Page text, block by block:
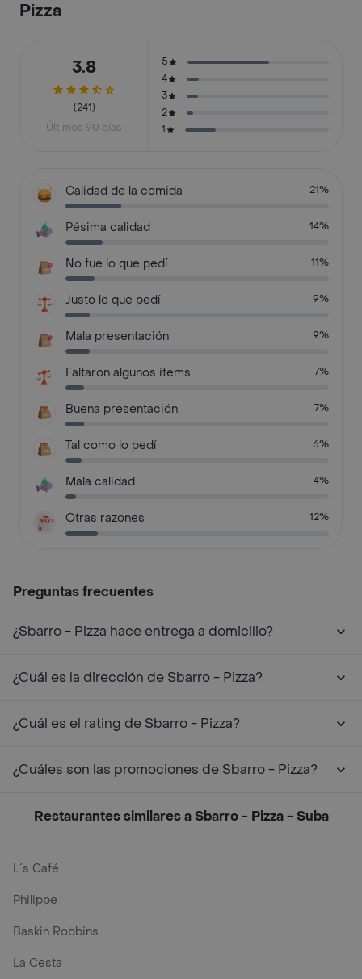
Pizza
3.8
(241)
Últimos 90 días
5
4
3
2
1
Calidad de la comida 21%
Pésima calidad 14%
No fue lo que pedí 11%
Justo lo que pedí 9%
Mala presentación 9%
Faltaron algunos items 7%
Buena presentación 7%
Tal como lo pedí 6%
Mala calidad 4%
Otras razones 12%
Preguntas frecuentes
¿Sbarro - Pizza hace entrega a domicilio?
¿Cuál es la dirección de Sbarro - Pizza?
¿Cuál es el rating de Sbarro - Pizza?
¿Cuáles son las promociones de Sbarro - Pizza?
Restaurantes similares a Sbarro - Pizza - Suba
L´s Café
Philippe
Baskin Robbins
La Cesta